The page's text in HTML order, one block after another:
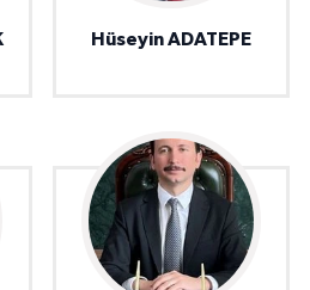
Hüseyin ADATEPE